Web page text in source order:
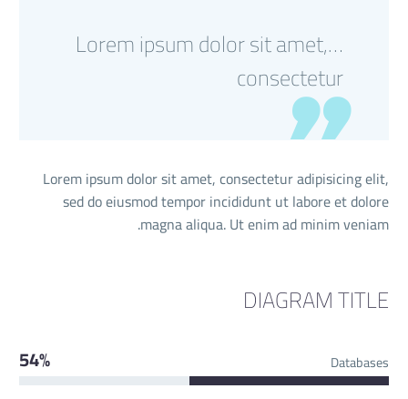
…Lorem ipsum dolor sit amet,
consectetur
Lorem ipsum dolor sit amet, consectetur adipisicing elit,
sed do eiusmod tempor incididunt ut labore et dolore
magna aliqua. Ut enim ad minim veniam.
DIAGRAM TITLE
Databases
54%